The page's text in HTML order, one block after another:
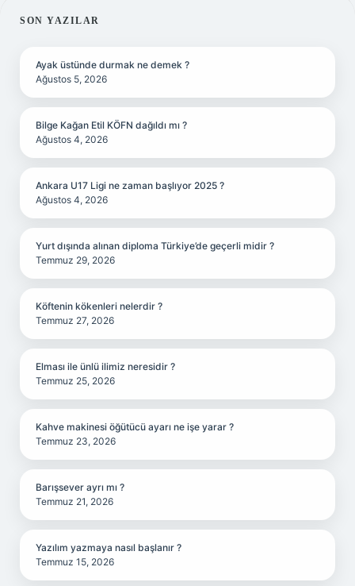
SIDEBAR
SON YAZILAR
Ayak üstünde durmak ne demek ?
Ağustos 5, 2026
Bilge Kağan Etil KÖFN dağıldı mı ?
Ağustos 4, 2026
Ankara U17 Ligi ne zaman başlıyor 2025 ?
Ağustos 4, 2026
Yurt dışında alınan diploma Türkiye’de geçerli midir ?
Temmuz 29, 2026
Köftenin kökenleri nelerdir ?
Temmuz 27, 2026
Elması ile ünlü ilimiz neresidir ?
Temmuz 25, 2026
Kahve makinesi öğütücü ayarı ne işe yarar ?
Temmuz 23, 2026
Barışsever ayrı mı ?
Temmuz 21, 2026
Yazılım yazmaya nasıl başlanır ?
Temmuz 15, 2026